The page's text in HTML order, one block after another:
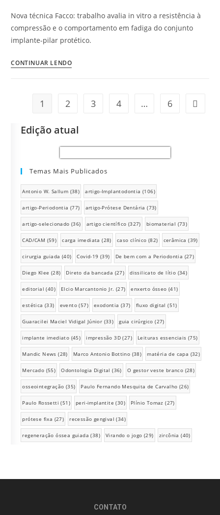
Nova técnica Facco: trabalho avalia in vitro a resistência à
compressão e o comportamento em fadiga do conjunto
implante-pilar protético.
CONTINUAR LENDO
1 2 3 4 … 6
Edição atual
Temas Mais Publicados
Antonio W. Sallum (38) artigo-Implantodontia (106)
artigo-Periodontia (77) artigo-Prótese Dentária (73)
artigo-selecionado (36) artigo científico (327) biomaterial (73)
CAD/CAM (59) carga imediata (28) caso clínico (82) cerâmica (39)
cirurgia guiada (40) Covid-19 (39) De bem com a Periodontia (27)
Diego Klee (28) Direto da bancada (27) dissilicato de lítio (34)
editorial (40) Elcio Marcantonio Jr. (27) enxerto ósseo (41)
estética (33) evento (57) exodontia (37) fluxo digital (51)
Guaracilei Maciel Vidigal Júnior (33) guia cirúrgico (27)
implante imediato (45) impressão 3D (27) Leituras essenciais (75)
Mandic News (28) Marco Antonio Bottino (38) matéria de capa (32)
Mercado (55) Odontologia Digital (36) O gestor veste branco (28)
osseointegração (35) Paulo Fernando Mesquita de Carvalho (26)
Paulo Rossetti (51) peri-implantite (30) Plínio Tomaz (27)
prótese fixa (27) recessão gengival (34)
regeneração óssea guiada (38) Virando o jogo (29) zircônia (40)
CONTATO